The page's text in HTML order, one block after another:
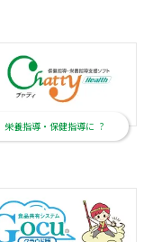
栄養指導・保健指導に